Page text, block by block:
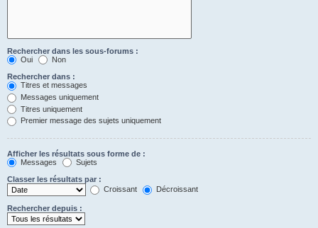
Rechercher dans les sous-forums :
Oui
Non
Rechercher dans :
Titres et messages
Messages uniquement
Titres uniquement
Premier message des sujets uniquement
Afficher les résultats sous forme de :
Messages
Sujets
Classer les résultats par :
Croissant
Décroissant
Rechercher depuis :